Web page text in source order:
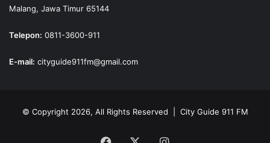
Malang, Jawa Timur 65144
Telepon: 0811-3600-911
E-mail: cityguide911fm@gmail.com
© Copyright 2026, All Rights Reserved | City Guide 911 FM